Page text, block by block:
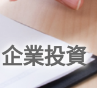
企業投資